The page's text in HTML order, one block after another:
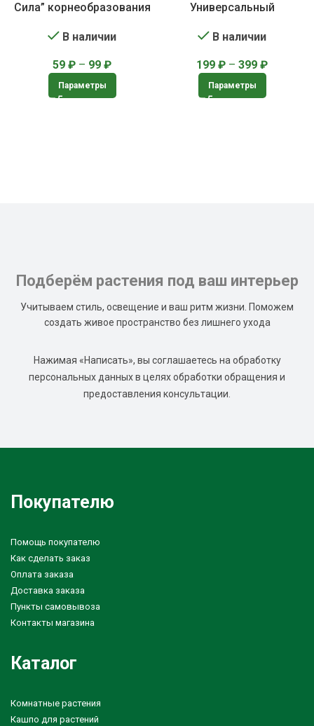
Сила” корнеобразования
В наличии
59 ₽ – 99 ₽
Параметры
Универсальный
В наличии
199 ₽ – 399 ₽
Параметры
Подберём растения под ваш интерьер
Учитываем стиль, освещение и ваш ритм жизни. Поможем
создать живое пространство без лишнего ухода
Нажимая «Написать», вы соглашаетесь на обработку
персональных данных в целях обработки обращения и
предоставления консультации.
Покупателю
Помощь покупателю
Как сделать заказ
Оплата заказа
Доставка заказа
Пункты самовывоза
Контакты магазина
Каталог
Комнатные растения
Кашпо для растений